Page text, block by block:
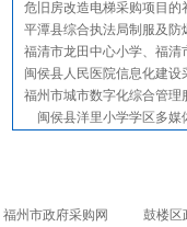
危旧房改造电梯采购项目的
平潭县综合执法局制服及
福清市龙田中心小学、福
闽侯县人民医院信息化建设
福州市城市数字化综合管理
闽侯县洋里小学学区多媒
福州市政府采购网
鼓楼区